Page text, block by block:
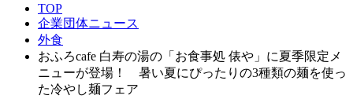
TOP
企業団体ニュース
外食
おふろcafe 白寿の湯の「お食事処 俵や」に夏季限定メ
ニューが登場！ 暑い夏にぴったりの3種類の麺を使っ
た冷やし麺フェア